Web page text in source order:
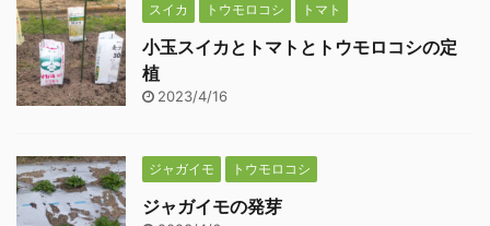
スイカ トウモロコシ トマト
小玉スイカとトマトとトウモロコシの定
植
2023/4/16
ジャガイモ トウモロコシ
ジャガイモの発芽